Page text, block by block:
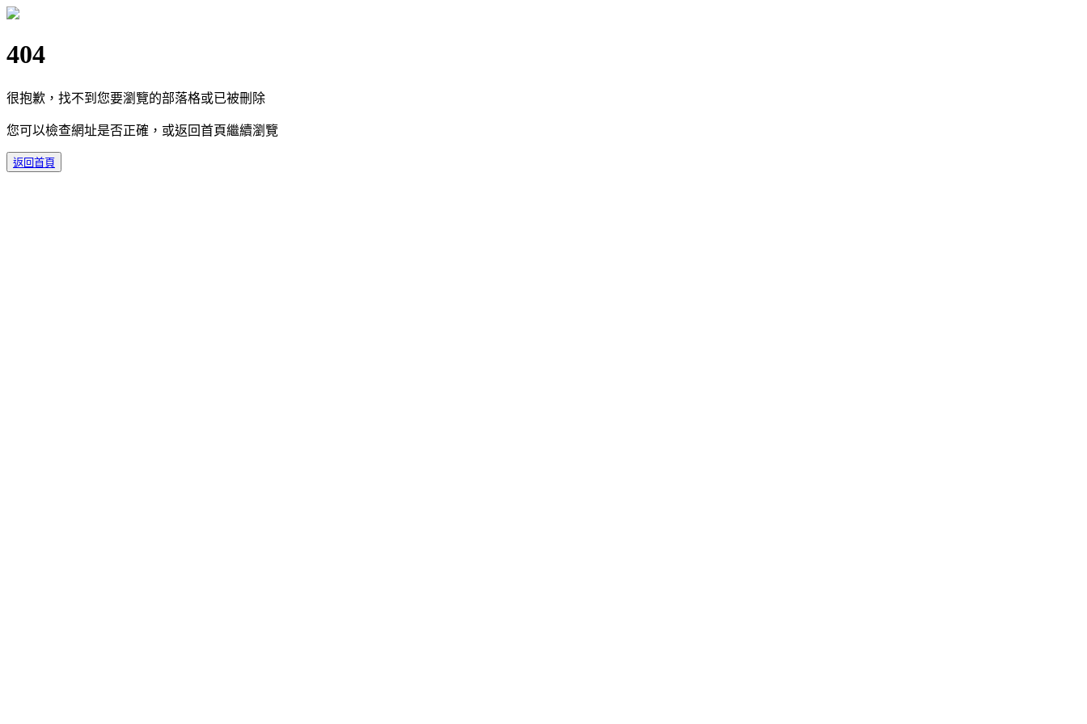
404
很抱歉，找不到您要瀏覽的部落格或已被刪除
您可以檢查網址是否正確，或返回首頁繼續瀏覽
返回首頁